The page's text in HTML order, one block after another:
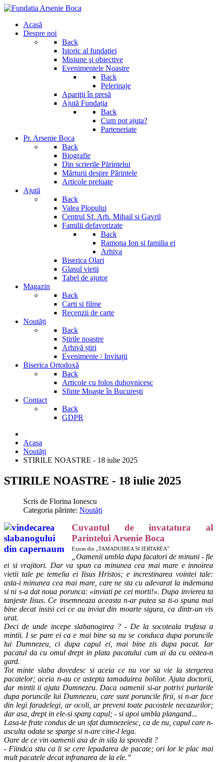
Acasă
Despre noi
Back
Istoric al fundaţiei
Misiune şi obiective
Evenimentele Noastre
Back
Pelerinaje
Apariţii în presă
Ajută Fundația
Back
Cum pot ajuta?
Parteneriate
Pr. Arsenie Boca
Back
Biografie
Din scrierile Părintelui
Mărturii despre Părintele
Articole preluate
Ajută
Back
Valea Plopului
Centrul Sf. Arh. Mihail si Gavril
Familii defavorizate
Back
Ramona Ion si familia ei
Arhiva
Biserica Olari
Glasul vietii
Tabel de ajutor
Magazin
Back
Carti si filme
Recenzii de carte
Noutăți
Back
Știrile noastre
Arhivă știri
Evenimente / Invitații
Biserica Ortodoxă
Back
Articole cu folos duhovnicesc
Sfinte Moaște în București
Contact
Back
GDPR
Acasa
Noutăți
STIRILE NOASTRE - 18 iulie 2025
STIRILE NOASTRE - 18 iulie 2025
Scris de Florina Ionescu
Categoria părinte: Noutăți
Cuvantul de invatatura al
Parintelui Arsenie Boca
Extras din „TAMADUIREA SI IERTAREA”
Oamenii umbla dupa facatori de minuni - fie
ei si vrajitori. Dar va spun ca minunea cea mai mare e innoirea
vietii tale pe temelia ei Iisus Hristos; e increstinarea vointei tale:
asta-i minunea cea mai mare, care ne sta cu adevarat la indemana
si ni s-a dat noua porunca: «inviati pe cei morti!». Dupa invierea ta
tanjeste Iisus. Ce insemneaza aceasta n-ar putea sa ti-o spuna mai
bine decat insisi cei ce au inviat din moarte sigura, ca dintr-un vis
urat.
Deci de unde incepe slabanogirea ? - De la socoteala trufasa a
mintii. I se pare ei ca e mai bine sa nu se conduca dupa poruncile
lui Dumnezeu, ci dupa capul ei, mai bine zis dupa pacat. Iar
pacatul da cu omul drept in plata pacatului cum ai da cu oistea-n
gard.
Tot minte slaba dovedesc si aceia ce nu vor sa vie la stergerea
pacatelor; aceia n-au ce astepta tamaduirea bolilor. Ajuta doctorii,
dar mintii ii ajuta Dumnezeu. Daca oamenii si-ar potrivi purtarile
dupa poruncile lui Dumnezeu, care sunt poruncile firii, si n-ar face
din legi faradelegi, ar ocoli, ar preveni toate pacostele necazurilor;
dar asa, drept in ele-si sparg capul; - si apoi umbla plangand...
Lasa-te frate condus de un sfat dumnezeiesc, ca de nu, capul care n-
asculta odata se sparge si n-are cine-l lega.
Oare de ce vin oamenii asa de in sila la spovedit ?
- Fiindca stiu ca li se cere lepadarea de pacate; ori lor le plac mai
mult pacatele decat infranarea de la ele.”